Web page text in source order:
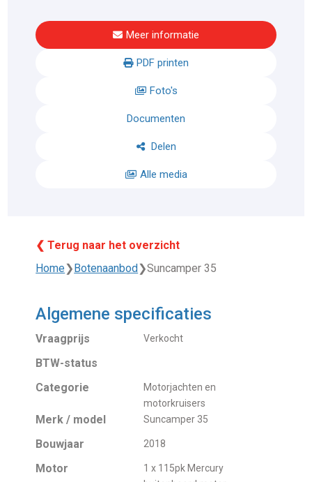
Meer informatie
PDF printen
Foto's
Documenten
Delen
Alle media
❮ Terug naar het overzicht
Home❯ Botenaanbod ❯Suncamper 35
Algemene specificaties
Vraagprijs Verkocht
BTW-status
Categorie
Motorjachten en
motorkruisers
Merk / model Suncamper 35
Bouwjaar 2018
Motor
1 x 115pk Mercury